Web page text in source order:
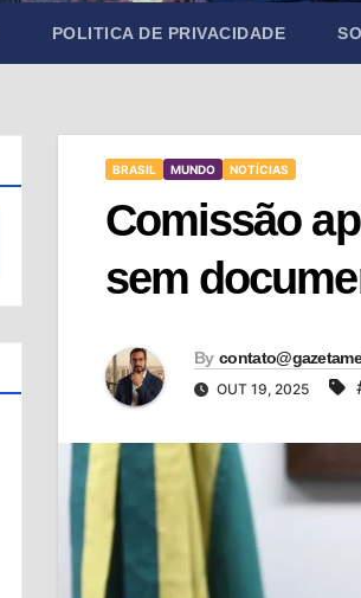
POLITICA DE PRIVACIDADE
BRASIL MUNDO NOTÍCIAS
Comissão
sem
By
OUT 19, 2025